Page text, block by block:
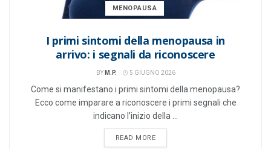
MENOPAUSA
I primi sintomi della menopausa in
arrivo: i segnali da riconoscere
BY M.P. 5 GIUGNO 2026
Come si manifestano i primi sintomi della menopausa?
Ecco come imparare a riconoscere i primi segnali che
indicano l’inizio della ...
READ MORE